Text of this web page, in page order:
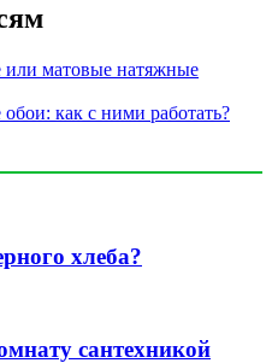
или матовые натяжные
как с ними работать?
хлеба?
сантехникой